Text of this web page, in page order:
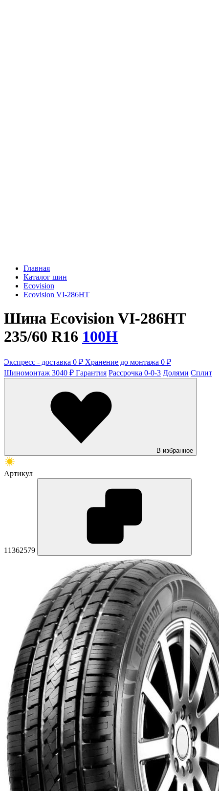
Главная
Каталог шин
Ecovision
Ecovision VI-286HT
Шина Ecovision VI-286HT
235/60 R16 100H
Экспресс - доставка 0 ₽ Хранение до монтажа 0 ₽
Шиномонтаж 3040 ₽ Гарантия Рассрочка 0-0-3 Долями Сплит
В избранное
Артикул
11362579